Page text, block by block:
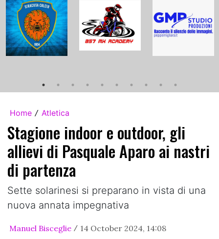
Home / Atletica
Stagione indoor e outdoor, gli
allievi di Pasquale Aparo ai nastri
di partenza
Sette solarinesi si preparano in vista di una
nuova annata impegnativa
Manuel Bisceglie / 14 October 2024, 14:08